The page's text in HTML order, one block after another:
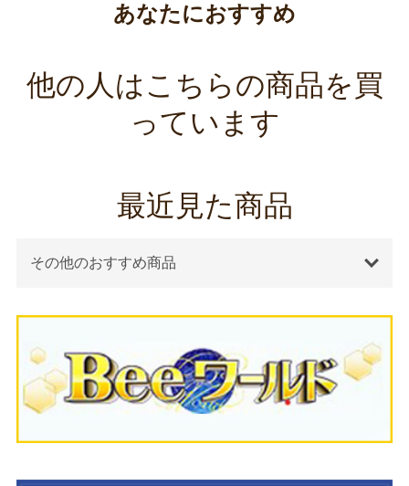
あなたにおすすめ
他の人はこちらの商品を買
っています
最近見た商品
その他のおすすめ商品